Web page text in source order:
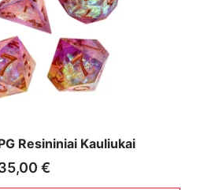
Resininiai Kauliukai
€